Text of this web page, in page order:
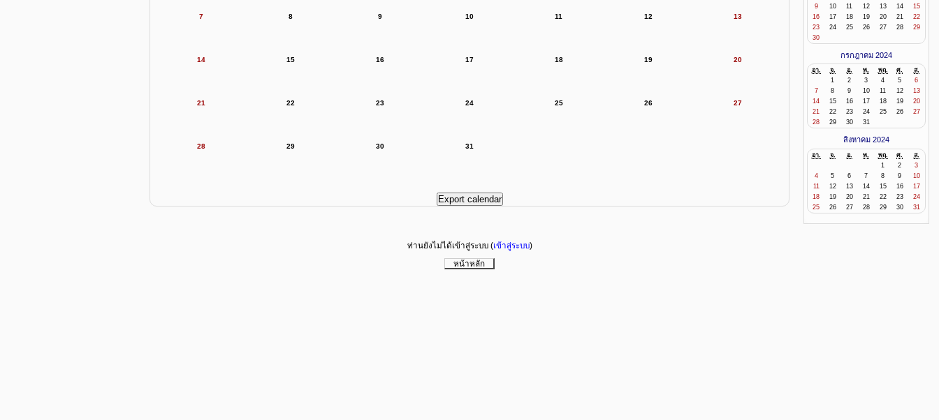
7 8 9 10 11 12 13
14 15 16 17 18 19 20
21 22 23 24 25 26 27
28 29 30 31
9
10 11 12 13 14
15
16
17 18 19 20 21
22
23
24 25 26 27 28
29
30
กรกฎาคม 2024
อา. จ. อ. พ. พฤ. ศ.
ส.
1
2 3 4 5
6
7
8 9 10 11 12
13
14
15 16 17 18 19
20
21
22 23 24 25 26
27
28
29 30 31
สิงหาคม 2024
อา. จ. อ. พ. พฤ. ศ.
ส.
1
2
3
4
5 6 7 8 9
10
11
12 13 14 15 16
17
18
19 20 21 22 23
24
25
26 27 28 29 30 31
ท่านยังไม่ได้เข้าสู่ระบบ (เข้าสู่ระบบ)
หน้าหลัก